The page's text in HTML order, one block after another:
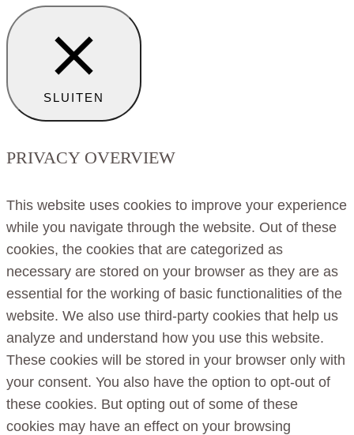
SLUITEN
PRIVACY OVERVIEW
This website uses cookies to improve your experience
while you navigate through the website. Out of these
cookies, the cookies that are categorized as
necessary are stored on your browser as they are as
essential for the working of basic functionalities of the
website. We also use third-party cookies that help us
analyze and understand how you use this website.
These cookies will be stored in your browser only with
your consent. You also have the option to opt-out of
these cookies. But opting out of some of these
cookies may have an effect on your browsing